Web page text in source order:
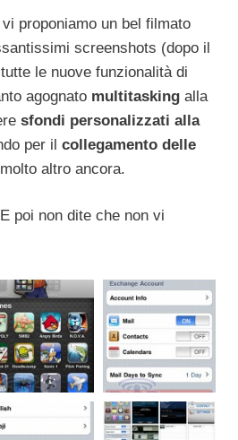
proponiamo un bel filmato
screenshots (dopo il
le nuove funzionalità di
agognato multitasking alla
sfondi personalizzati alla
per il collegamento delle
altro ancora.
poi non dite che non vi